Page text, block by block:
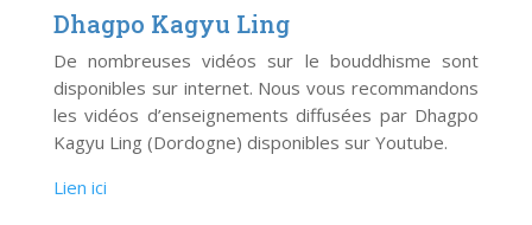
Dhagpo Kagyu Ling
De nombreuses vidéos sur le bouddhisme sont
disponibles sur internet. Nous vous recommandons
les vidéos d’enseignements diffusées par Dhagpo
Kagyu Ling (Dordogne) disponibles sur Youtube.
Lien ici